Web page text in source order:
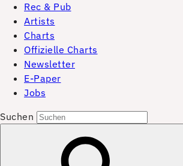
Rec & Pub
Artists
Charts
Offizielle Charts
Newsletter
E-Paper
Jobs
Suchen